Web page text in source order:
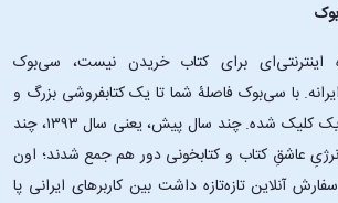
برای کتاب خریدن نیست، سی‌بوک
با سی‌بوک فاصلۀ شما تا یک کتابفروشی بزرگ و
پروپیمون تنها به اندازۀ یک کلیک شده. چند سال پیش، یعنی سال ۱۳۹۳، چند
عاشقِ کتاب و کتابخونی دور هم جمع شدند؛ اون‌
آنلاین تازه‌تازه داشت بین کاربرهای ایرانی پا